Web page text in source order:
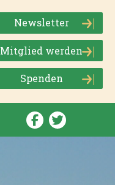
Newsletter
Mitglied werden
Spenden